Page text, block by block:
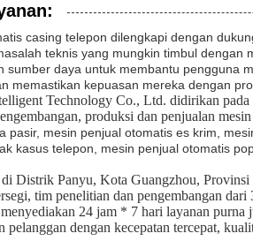
casing telepon dilengkapi dengan
teknis yang mungkin timbul
sumber daya untuk membantu pengguna
memastikan kepuasan mereka dengan
Technology Co., Ltd. didirikan pada
produksi dan penjualan
pasir, mesin penjual otomatis es krim,
kasus telepon, mesin penjual otomatis
di Distrik Panyu, Kota Guangzhou,
tim penelitian dan pengembangan dari
24 jam * 7 hari layanan purna
pelanggan dengan kecepatan tercepat,